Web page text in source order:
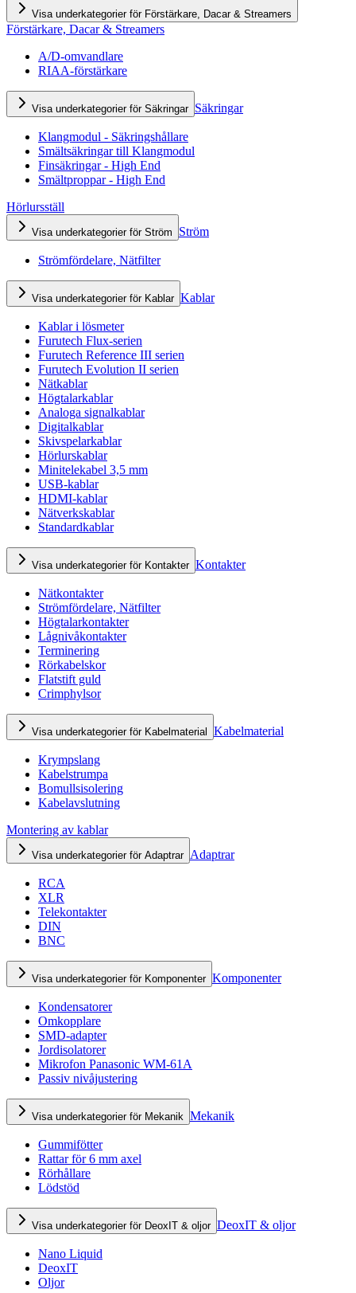
Visa underkategorier för Förstärkare, Dacar & Streamers
Förstärkare, Dacar & Streamers
A/D-omvandlare
RIAA-förstärkare
Visa underkategorier för Säkringar Säkringar
Klangmodul - Säkringshållare
Smältsäkringar till Klangmodul
Finsäkringar - High End
Smältproppar - High End
Hörlursställ
Visa underkategorier för Ström Ström
Strömfördelare, Nätfilter
Visa underkategorier för Kablar Kablar
Kablar i lösmeter
Furutech Flux-serien
Furutech Reference III serien
Furutech Evolution II serien
Nätkablar
Högtalarkablar
Analoga signalkablar
Digitalkablar
Skivspelarkablar
Hörlurskablar
Minitelekabel 3,5 mm
USB-kablar
HDMI-kablar
Nätverkskablar
Standardkablar
Visa underkategorier för Kontakter Kontakter
Nätkontakter
Strömfördelare, Nätfilter
Högtalarkontakter
Lågnivåkontakter
Terminering
Rörkabelskor
Flatstift guld
Crimphylsor
Visa underkategorier för Kabelmaterial Kabelmaterial
Krympslang
Kabelstrumpa
Bomullsisolering
Kabelavslutning
Montering av kablar
Visa underkategorier för Adaptrar Adaptrar
RCA
XLR
Telekontakter
DIN
BNC
Visa underkategorier för Komponenter Komponenter
Kondensatorer
Omkopplare
SMD-adapter
Jordisolatorer
Mikrofon Panasonic WM-61A
Passiv nivåjustering
Visa underkategorier för Mekanik Mekanik
Gummifötter
Rattar för 6 mm axel
Rörhållare
Lödstöd
Visa underkategorier för DeoxIT & oljor DeoxIT & oljor
Nano Liquid
DeoxIT
Oljor